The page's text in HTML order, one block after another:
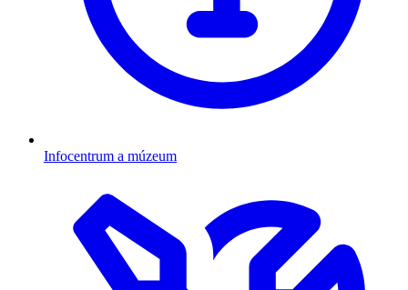
Infocentrum a múzeum